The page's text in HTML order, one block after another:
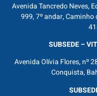
Avenida Tancredo Neves,
999, 7º andar, Caminho
SUBSEDE –
Avenida Olívia Flores, nº
Conquista,